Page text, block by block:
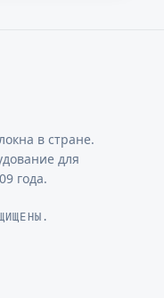
в стране.
для
года.